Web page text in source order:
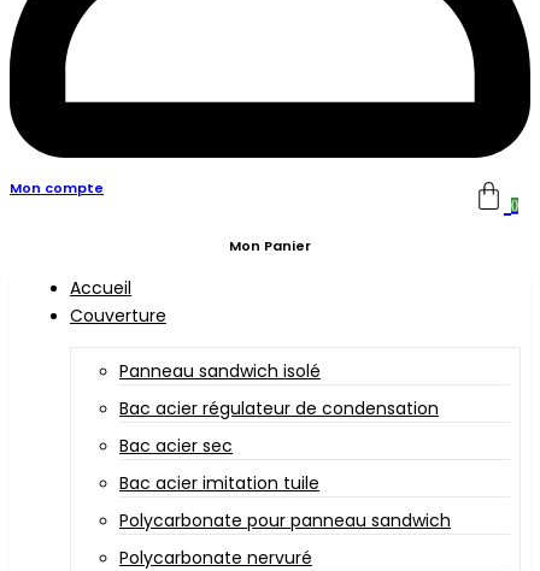
Mon compte
0
Mon Panier
Accueil
Couverture
Panneau sandwich isolé
Bac acier régulateur de condensation
Bac acier sec
Bac acier imitation tuile
Polycarbonate pour panneau sandwich
Polycarbonate nervuré